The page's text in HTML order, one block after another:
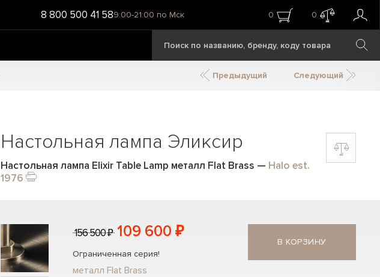
8 800 500 41 589:00-21:00 по Мск 0 0
Предыдущий Следующий
Настольная лампа Эликсир
Настольная лампа Elixir Table Lamp металл Flat Brass — Halo est.
1976
156 500 ₽ 109 600 ₽
Ограниченная серия!
металл Flat Brass
В КОРЗИНУ